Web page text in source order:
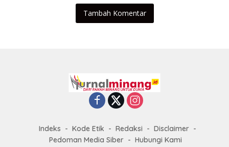
Tambah Komentar
Indeks Kode Etik Redaksi
Disclaimer
Pedoman Media Siber
Hubungi Kami